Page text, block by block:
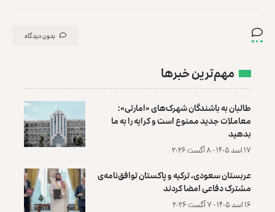
بدون دیدگاه
مهم‌ترین خبرها
طالبان به باشندگان شهرک‌های «امارتی»:
معاملات جدید ممنوع است و کرایه را به ما
بدهید
۱۷ اسد ۱۴۰۵ - ۸ آگست ۲۰۲۶
عربستان سعودی، ترکیه و پاکستان توافق‌نامه‌ی
مشترک دفاعی امضا کردند
۱۶ اسد ۱۴۰۵ - ۷ آگست ۲۰۲۶